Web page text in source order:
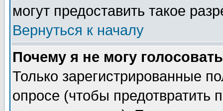
могут предоставить такое
Вернуться к началу
Почему я не могу
Только зарегистрированные
опросе (чтобы предотвратить